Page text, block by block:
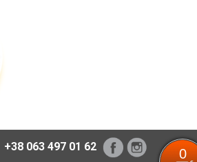
+38 063 497 01 62 0